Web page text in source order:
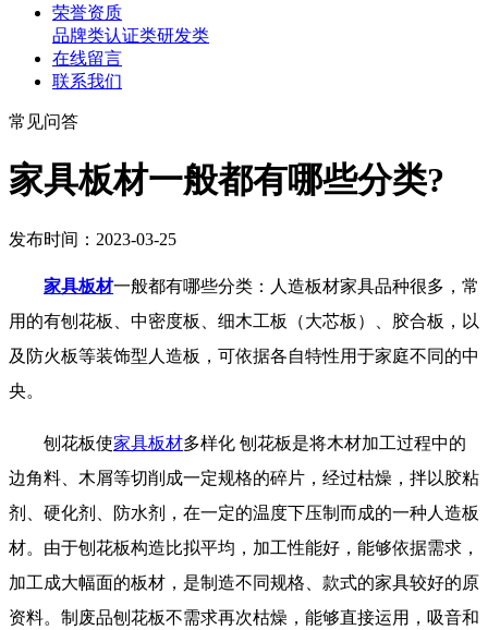
荣誉资质
品牌类认证类研发类
在线留言
联系我们
常见问答
家具板材一般都有哪些分类?
发布时间：2023-03-25
家具板材一般都有哪些分类：人造板材家具品种很多，常
用的有刨花板、中密度板、细木工板（大芯板）、胶合板，以
及防火板等装饰型人造板，可依据各自特性用于家庭不同的中
央。
刨花板使家具板材多样化 刨花板是将木材加工过程中的
边角料、木屑等切削成一定规格的碎片，经过枯燥，拌以胶粘
剂、硬化剂、防水剂，在一定的温度下压制而成的一种人造板
材。由于刨花板构造比拟平均，加工性能好，能够依据需求，
加工成大幅面的板材，是制造不同规格、款式的家具较好的原
资料。制废品刨花板不需求再次枯燥，能够直接运用，吸音和